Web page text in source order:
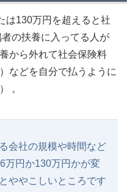
談窓口
壁
い人を優遇する
は130万円を超えると社
の扶養に入ってる人が
から外れて社会保険料
などを自分で払うように
。
会社の規模や時間など
万円か130万円かが変
ややこしいところです